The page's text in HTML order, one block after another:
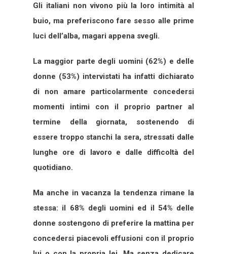
Gli italiani non vivono più la loro intimità al
buio, ma preferiscono fare sesso alle prime
luci dell’alba, magari appena svegli.
La maggior parte degli uomini (62%) e delle
donne (53%) intervistati ha infatti dichiarato
di non amare particolarmente concedersi
momenti intimi con il proprio partner al
termine della giornata, sostenendo di
essere troppo stanchi la sera, stressati dalle
lunghe ore di lavoro e dalle difficoltà del
quotidiano.
Ma anche in vacanza la tendenza rimane la
stessa: il 68% degli uomini ed il 54% delle
donne sostengono di preferire la mattina per
concedersi piacevoli effusioni con il proprio